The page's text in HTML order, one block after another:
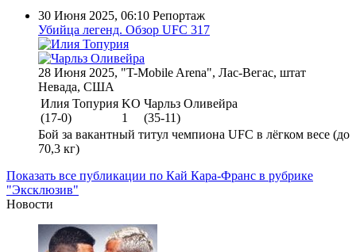
30 Июня 2025, 06:10 Репортаж
Убийца легенд. Обзор UFC 317
28 Июня 2025, "T-Mobile Arena", Лас-Вегас, штат
Невада, США
Илия Топурия
(17-0)
KO
1
Чарльз Оливейра
(35-11)
Бой за вакантный титул чемпиона UFC в лёгком весе (до
70,3 кг)
Показать все публикации по Кай Кара-Франс в рубрике
"Эксклюзив"
Новости